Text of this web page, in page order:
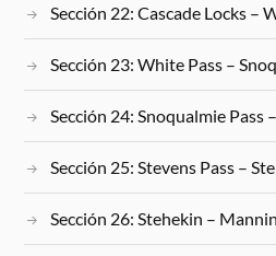
Sección 22: Cascade Locks –
Sección 23: White Pass –
Sección 24: Snoqualmie Pass
Sección 25: Stevens Pass –
Sección 26: Stehekin –